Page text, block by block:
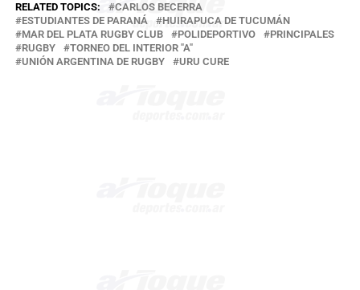
RELATED TOPICS:
CARLOS BECERRA
ESTUDIANTES DE PARANÁ
HUIRAPUCA DE TUCUMÁN
MAR DEL PLATA RUGBY CLUB
POLIDEPORTIVO
PRINCIPALES
RUGBY
TORNEO DEL INTERIOR "A"
UNIÓN ARGENTINA DE RUGBY
URU CURE